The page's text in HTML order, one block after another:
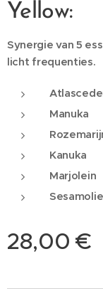
Yellow:
Synergie van 5
licht frequenties.
Manuka
Kanuka
Marjolein
Sesamolie
28,00 €